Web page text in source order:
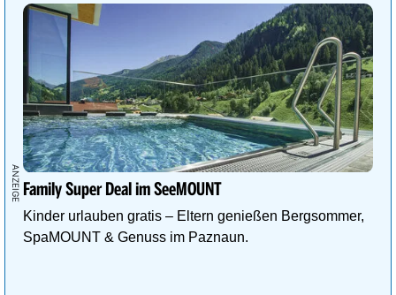
Linz 0%
Family Super Deal im SeeMOUNT
Kinder urlauben gratis – Eltern genießen Bergsommer,
SpaMOUNT & Genuss im Paznaun.